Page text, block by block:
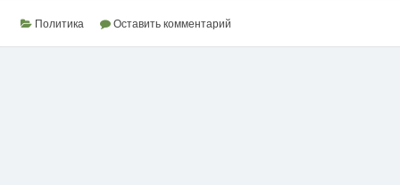
Политика Оставить комментарий